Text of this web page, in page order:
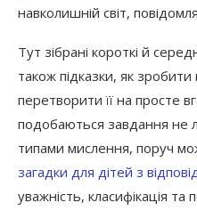
Добірка, яку
навколишній світ,
Тут зібрані короткі й
також підказки, як зробити
перетворити її на просте
подобаються завдання не
типами мислення, поруч
загадки для дітей з
уважність, класифікація